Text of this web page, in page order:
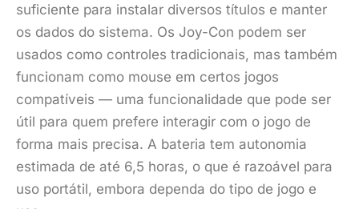
suficiente para instalar diversos títulos e manter
os dados do sistema. Os Joy-Con podem ser
usados como controles tradicionais, mas também
funcionam como mouse em certos jogos
compatíveis — uma funcionalidade que pode ser
útil para quem prefere interagir com o jogo de
forma mais precisa. A bateria tem autonomia
estimada de até 6,5 horas, o que é razoável para
uso portátil, embora dependa do tipo de jogo e